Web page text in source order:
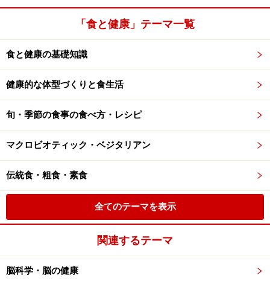
「食と健康」テーマ一覧
食と健康の基礎知識
健康的な体型づくりと食生活
旬・季節の食事の食べ方・レシピ
マクロビオティック・ベジタリアン
伝統食・粗食・素食
全てのテーマを表示
関連するテーマ
脳科学・脳の健康